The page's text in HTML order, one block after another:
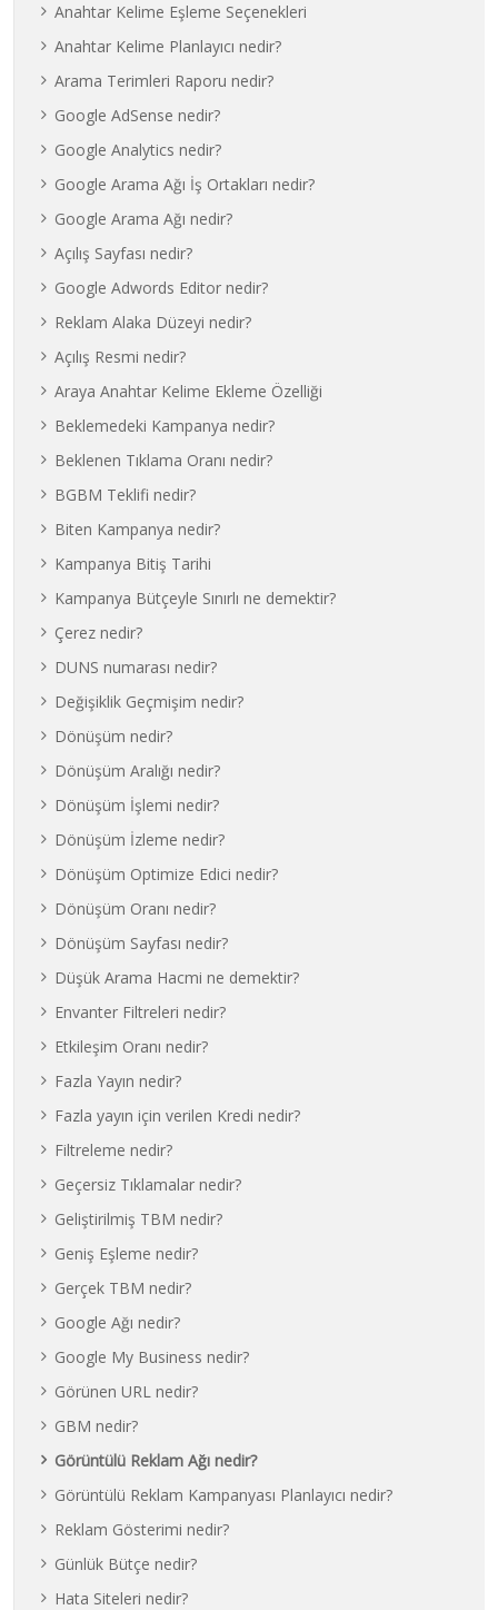
Anahtar Kelime Eşleme Seçenekleri
Anahtar Kelime Planlayıcı nedir?
Arama Terimleri Raporu nedir?
Google AdSense nedir?
Google Analytics nedir?
Google Arama Ağı İş Ortakları nedir?
Google Arama Ağı nedir?
Açılış Sayfası nedir?
Google Adwords Editor nedir?
Reklam Alaka Düzeyi nedir?
Açılış Resmi nedir?
Araya Anahtar Kelime Ekleme Özelliği
Beklemedeki Kampanya nedir?
Beklenen Tıklama Oranı nedir?
BGBM Teklifi nedir?
Biten Kampanya nedir?
Kampanya Bitiş Tarihi
Kampanya Bütçeyle Sınırlı ne demektir?
Çerez nedir?
DUNS numarası nedir?
Değişiklik Geçmişim nedir?
Dönüşüm nedir?
Dönüşüm Aralığı nedir?
Dönüşüm İşlemi nedir?
Dönüşüm İzleme nedir?
Dönüşüm Optimize Edici nedir?
Dönüşüm Oranı nedir?
Dönüşüm Sayfası nedir?
Düşük Arama Hacmi ne demektir?
Envanter Filtreleri nedir?
Etkileşim Oranı nedir?
Fazla Yayın nedir?
Fazla yayın için verilen Kredi nedir?
Filtreleme nedir?
Geçersiz Tıklamalar nedir?
Geliştirilmiş TBM nedir?
Geniş Eşleme nedir?
Gerçek TBM nedir?
Google Ağı nedir?
Google My Business nedir?
Görünen URL nedir?
GBM nedir?
Görüntülü Reklam Ağı nedir?
Görüntülü Reklam Kampanyası Planlayıcı nedir?
Reklam Gösterimi nedir?
Günlük Bütçe nedir?
Hata Siteleri nedir?